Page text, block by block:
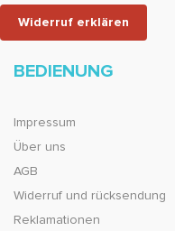
Widerruf erklären
BEDIENUNG
Impressum
Über uns
AGB
Widerruf und rücksendung
Reklamationen